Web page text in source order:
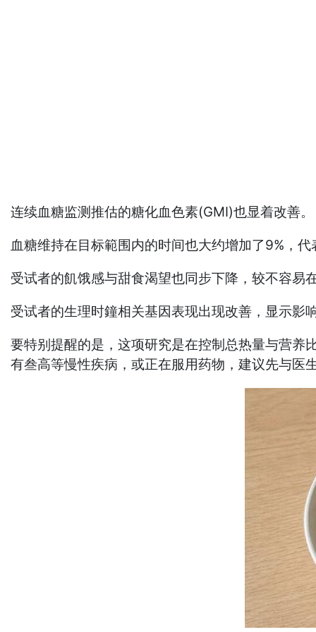
连续血糖监测推估的糖化血色素(GMI)也显着改善。
血糖维持在目标範围内的时间也大约增加了9%，
受试者的飢饿感与甜食渴望也同步下降，较不容易
受试者的生理时鐘相关基因表现出现改善，显示影
要特别提醒的是，这项研究是在控制总热量与营养
有叁高等慢性疾病，或正在服用药物，建议先与医